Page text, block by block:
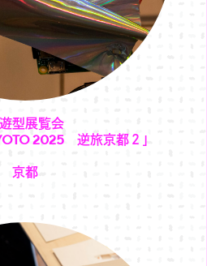
型展覧会
2025 逆旅京都２」
京都